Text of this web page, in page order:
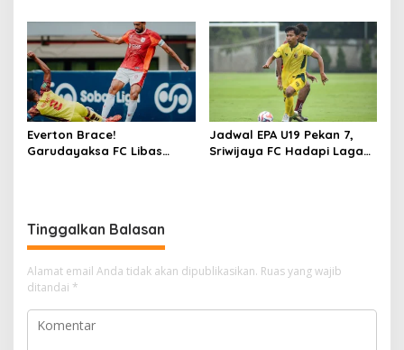
Sriwijaya
Besar
Everton Brace!
Garudayaksa FC Libas
Jadwal EPA U19 Pekan 7,
Sriwijaya FC Hadapi Laga
Tinggalkan Balasan
Alamat email Anda tidak akan dipublikasikan. Ruas yang wajib
ditandai *